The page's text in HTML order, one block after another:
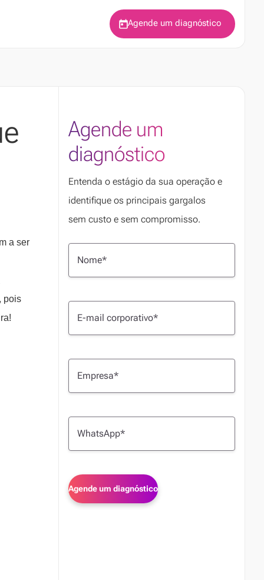
Agende um diagnóstico
a ser
pois
Agende um
diagnóstico
Entenda o estágio da sua operação e
identifique os principais gargalos
sem custo e sem compromisso.